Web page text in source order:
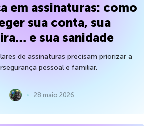
em assinaturas: como
sua conta, sua
e sua sanidade
de assinaturas precisam priorizar a
pessoal e familiar.
28 maio 2026